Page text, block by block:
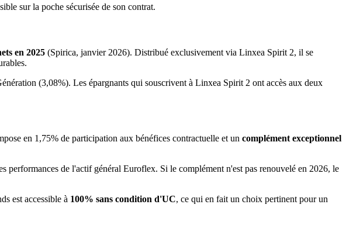
sur la poche sécurisée de son contrat.
en 2025 (Spirica, janvier 2026). Distribué exclusivement via Linxea Spirit 2, il se
(3,08%). Les épargnants qui souscrivent à Linxea Spirit 2 ont accès aux deux
en 1,75% de participation aux bénéfices contractuelle et un complément exceptionnel
performances de l'actif général Euroflex. Si le complément n'est pas renouvelé en 2026, le
est accessible à 100% sans condition d'UC, ce qui en fait un choix pertinent pour un